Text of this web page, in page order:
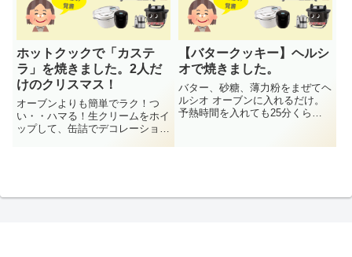
ホットクックで「カステ
ラ」を焼きました。2人だ
けのクリスマス！
オーブンよりも簡単でラク！つ
い・・ハマる！生クリームをホイ
ップして、缶詰でデコレーショ
【バタークッキー】ヘルシ
オで焼きました。
バター、砂糖、薄力粉をまぜてヘ
ルシオ オーブンに入れるだけ。
予熱時間を入れても25分くらい